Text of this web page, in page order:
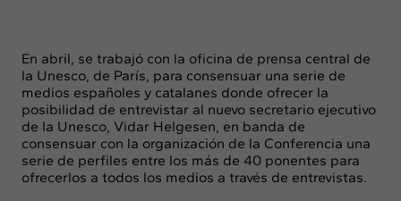
En abril, se trabajó con la oficina de prensa central de
la Unesco, de París, para consensuar una serie de
medios españoles y catalanes donde ofrecer la
posibilidad de entrevistar al nuevo secretario ejecutivo
de la Unesco, Vidar Helgesen, en banda de
consensuar con la organización de la Conferencia una
serie de perfiles entre los más de 40 ponentes para
ofrecerlos a todos los medios a través de entrevistas.